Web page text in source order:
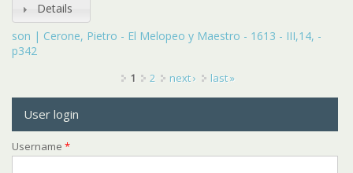
Details
son | Cerone, Pietro - El Melopeo y Maestro - 1613 - III,14, -
p342
1 2 next › last »
User login
Username *